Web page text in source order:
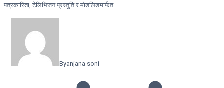
पत्रकारिता, टेलिभिजन प्रस्तुति र मोडलिङमार्फत…
Byanjana soni